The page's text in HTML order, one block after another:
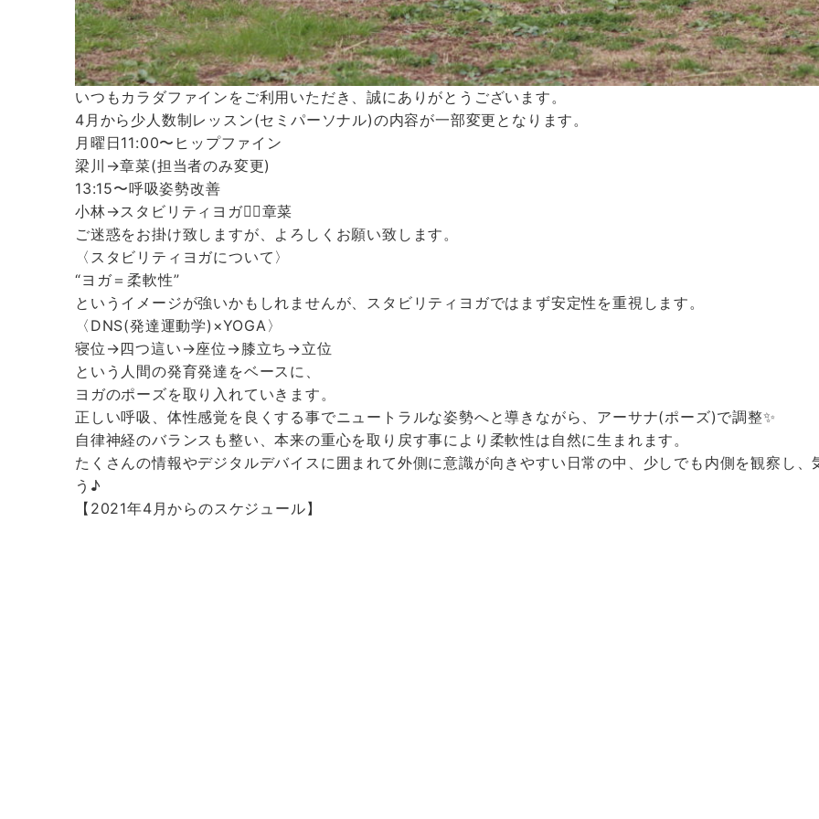
いつもカラダファインをご利用いただき、誠にありがとうございます。
4月から少人数制レッスン(セミパーソナル)の内容が一部変更となります。
月曜日11:00〜ヒップファイン
梁川→章菜(担当者のみ変更)
13:15〜呼吸姿勢改善
小林→スタビリティヨガ🧘‍♀章菜
ご迷惑をお掛け致しますが、よろしくお願い致します。
〈スタビリティヨガについて〉
“ヨガ＝柔軟性”
というイメージが強いかもしれませんが、スタビリティヨガではまず安定性を重視します。
〈DNS(発達運動学)×YOGA〉
寝位→四つ這い→座位→膝立ち→立位
という人間の発育発達をベースに、
ヨガのポーズを取り入れていきます。
正しい呼吸、体性感覚を良くする事でニュートラルな姿勢へと導きながら、アーサナ(ポーズ)で調整✨
自律神経のバランスも整い、本来の重心を取り戻す事により柔軟性は自然に生まれます。
たくさんの情報やデジタルデバイスに囲まれて外側に意識が向きやすい日常の中、少しでも内側を観察し
う♪
【2021年4月からのスケジュール】